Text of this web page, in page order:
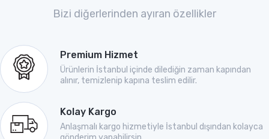
Bizi diğerlerinden ayıran özellikler
Premium Hizmet
Ürünlerin İstanbul içinde dilediğin zaman kapından
alınır, temizlenip kapına teslim edilir.
Kolay Kargo
Anlaşmalı kargo hizmetiyle İstanbul dışından kolayca